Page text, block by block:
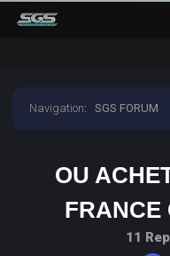
Navigation:SGS FORUM
OU
FRANCE
11